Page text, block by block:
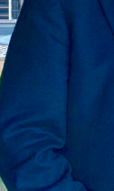
歇爾基金會」
取時間完成「臺
灣取得有利戰略
灣雄厚數位實力
經濟合作策略小